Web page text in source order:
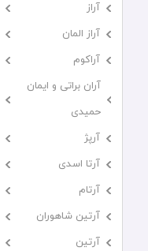
آراز
آراز المان
آراکوم
آران براتی و ایمان
حمیدی
آرپژ
آرتا اسدی
آرتام
آرتين شاهوران
آرتین